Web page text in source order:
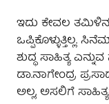
ಇದು ಕೇವಲ
ಒಪ್ಪಿಕೊಳ್ಳುತ್ತಿಲ್ಲ.
ಶುದ್ಧ ಸಾಹಿತ್ಯ
ಡಾ.ನಾಗೇಂದ್ರ
ಅಲ್ಲ, ಅಸಲಿಗೆ